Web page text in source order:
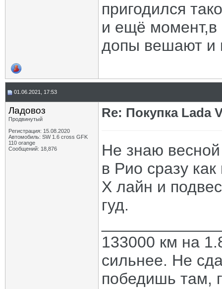
пригодился
и ещё момент,в
допы вешают и
01.06.2021, 17:53
Ладовоз
Продвинутый
Регистрация: 15.08.2020
Автомобиль: SW 1.6 cross GFK
110 orange
Сообщений: 18,876
Re: Покупка Lada
Не знаю
в Рио сразу
Х лайн и
гуд.
133000 км на
сильнее. Не
победишь там,